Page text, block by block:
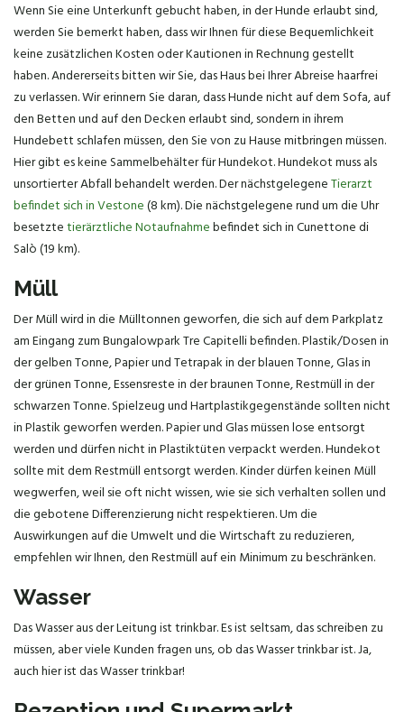
Wenn Sie eine Unterkunft gebucht haben, in der Hunde erlaubt sind,
werden Sie bemerkt haben, dass wir Ihnen für diese Bequemlichkeit
keine zusätzlichen Kosten oder Kautionen in Rechnung gestellt
haben. Andererseits bitten wir Sie, das Haus bei Ihrer Abreise haarfrei
zu verlassen. Wir erinnern Sie daran, dass Hunde nicht auf dem Sofa, auf
den Betten und auf den Decken erlaubt sind, sondern in ihrem
Hundebett schlafen müssen, den Sie von zu Hause mitbringen müssen.
Hier gibt es keine Sammelbehälter für Hundekot. Hundekot muss als
unsortierter Abfall behandelt werden. Der nächstgelegeneTierarzt
befindet sich in Vestone(8 km). Die nächstgelegene rund um die Uhr
besetztetierärztliche Notaufnahmebefindet sich in Cunettone di
Salò (19 km).
Müll
Der Müll wird in die Mülltonnen geworfen, die sich auf dem Parkplatz
am Eingang zum Bungalowpark Tre Capitelli befinden. Plastik/Dosen in
der gelben Tonne, Papier und Tetrapak in der blauen Tonne, Glas in
der grünen Tonne, Essensreste in der braunen Tonne, Restmüll in der
schwarzen Tonne. Spielzeug und Hartplastikgegenstände sollten nicht
in Plastik geworfen werden. Papier und Glas müssen lose entsorgt
werden und dürfen nicht in Plastiktüten verpackt werden. Hundekot
sollte mit dem Restmüll entsorgt werden. Kinder dürfen keinen Müll
wegwerfen, weil sie oft nicht wissen, wie sie sich verhalten sollen und
die gebotene Differenzierung nicht respektieren. Um die
Auswirkungen auf die Umwelt und die Wirtschaft zu reduzieren,
empfehlen wir Ihnen, den Restmüll auf ein Minimum zu beschränken.
Wasser
Das Wasser aus der Leitung ist trinkbar. Es ist seltsam, das schreiben zu
müssen, aber viele Kunden fragen uns, ob das Wasser trinkbar ist. Ja,
auch hier ist das Wasser trinkbar!